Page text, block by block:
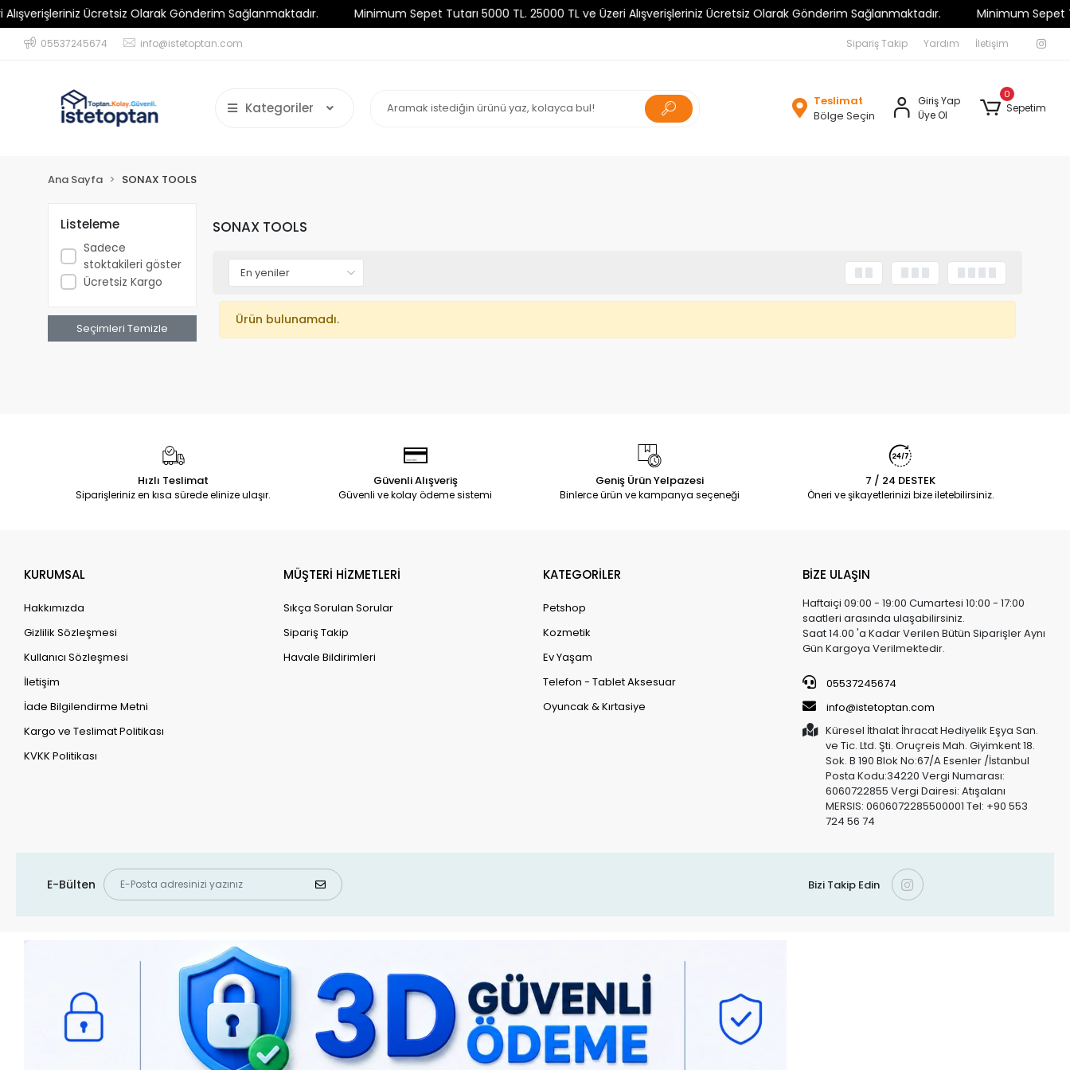
Ücretsiz Olarak Gönderim Sağlanmaktadır. Minimum Sepet Tutarı 5000 TL. 25000 TL ve Üzeri Alışverişleriniz Ücretsiz Olarak Gönderim Sağlanmaktadır. Minimum Sepet
05537245674 info@istetoptan.com Sipariş Takip Yardım İletişim
Kategoriler
Teslimat
Bölge Seçin
Giriş Yap
Üye Ol
0
Sepetim
Ana Sayfa SONAX TOOLS
Listeleme
Sadece
stoktakileri göster
Ücretsiz Kargo
Seçimleri Temizle
SONAX TOOLS
Ürün bulunamadı.
Hızlı Teslimat
Siparişleriniz en kısa sürede elinize ulaşır.
Güvenli Alışveriş
Güvenli ve kolay ödeme sistemi
Geniş Ürün Yelpazesi
Binlerce ürün ve kampanya seçeneği
7 / 24 DESTEK
Öneri ve şikayetlerinizi bize iletebilirsiniz.
KURUMSAL
Hakkımızda
Gizlilik Sözleşmesi
Kullanıcı Sözleşmesi
İletişim
İade Bilgilendirme Metni
Kargo ve Teslimat Politikası
KVKK Politikası
MÜŞTERİ HİZMETLERİ
Sıkça Sorulan Sorular
Sipariş Takip
Havale Bildirimleri
KATEGORİLER
Petshop
Kozmetik
Ev Yaşam
Telefon - Tablet Aksesuar
Oyuncak & Kırtasiye
BİZE ULAŞIN
Haftaiçi 09:00 - 19:00 Cumartesi 10:00 - 17:00
saatleri arasında ulaşabilirsiniz.
Saat 14.00 'a Kadar Verilen Bütün Siparişler Aynı
Gün Kargoya Verilmektedir.
05537245674
info@istetoptan.com
Küresel İthalat İhracat Hediyelik Eşya San.
ve Tic. Ltd. Şti. Oruçreis Mah. Giyimkent 18.
Sok. B 190 Blok No:67/A Esenler /İstanbul
Posta Kodu:34220 Vergi Numarası:
6060722855 Vergi Dairesi: Atışalanı
MERSIS: 0606072285500001 Tel: +90 553
724 56 74
E-Bülten Bizi Takip Edin